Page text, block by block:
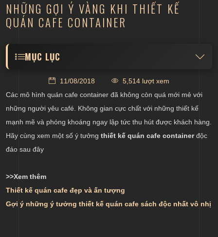
NHỮNG GỢI Ý VÀNG KHI THIẾT KẾ
QUÁN CAFE CONTAINER
MỤC LỤC
Một số lưu ý khác khi thiết kế
11/08/2018
5,514 lượt xem
Các mô hình quán cafe container đã không còn quá mới mẻ với
những người yêu café. Không gian cực chất với những thiết kế
mạnh mẽ và phóng khoáng ngay lập tức thu hút được khách hàng.
Hãy cùng xem một số ý tưởng thiết kế quán cafe containerđộc
đáo sau đây
>>Xem thêm
Thiết kế quán cafe đẹp và ấn tượng
Gợi ý những ý tưởng thiết kế quán cafe sách độc nhất vô nhị